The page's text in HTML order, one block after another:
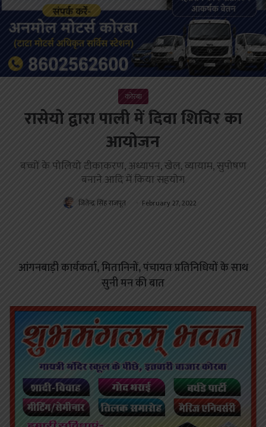
कोरबा
रासेयो द्वारा पाली में दिवा शिविर का
आयोजन
बच्चों के पोलियो टीकाकरण, अध्यापन, खेल, व्यायाम, सुपोषण
बनाने आदि में किया सहयोग
जितेन्द्र सिंह राजपूत February 27, 2022
आंगनबाड़ी कार्यकर्ता, मितानिनों, पंचायत प्रतिनिधियों के साथ
सुनी मन की बात